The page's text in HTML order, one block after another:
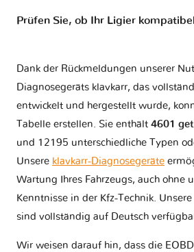
Ssangyong Subaru
Tagaz Tata Tesla
Triumph UAZ VINFAST
Prüfen Sie, ob Ihr Ligier
Dank der Rückmeldungen unserer
Diagnosegeräts klavkarr, das
entwickelt und hergestellt wurde,
Tabelle erstellen. Sie enthält 4601
und 12195 unterschiedliche Typen
Unsere klavkarr-Diagnosegeräte
Wartung Ihres Fahrzeugs, auch ohne
Kenntnisse in der Kfz-Technik.
sind vollständig auf Deutsch
Wir weisen darauf hin, dass die